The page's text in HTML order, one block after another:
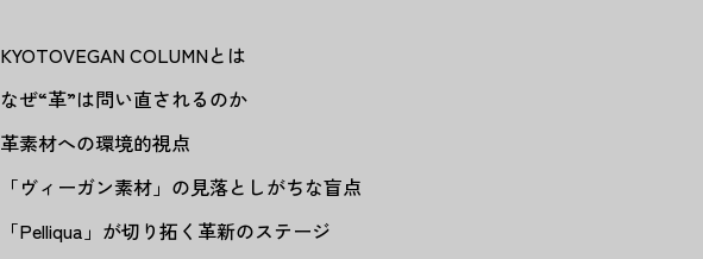
KYOTOVEGAN COLUMNとは
なぜ“革”は問い直されるのか
革素材への環境的視点
「ヴィーガン素材」の見落としがちな盲点
「Pelliqua」が切り拓く革新のステージ